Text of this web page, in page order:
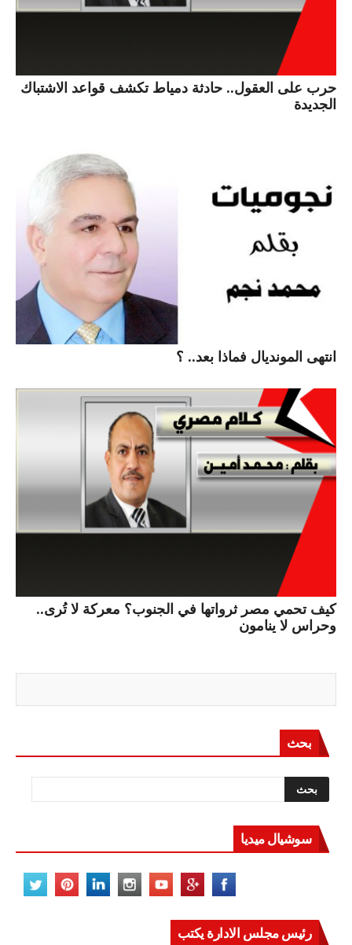
حرب على العقول.. حادثة دمياط تكشف قواعد الاشتباك
الجديدة
انتهى المونديال فماذا بعد.. ؟
كيف تحمي مصر ثرواتها في الجنوب؟ معركة لا تُرى..
وحراس لا ينامون
بحث
سوشيال ميديا
رئيس مجلس الادارة يكتب